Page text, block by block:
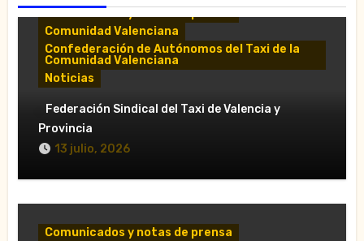
Comunidad Valenciana
Confederación de Autónomos del Taxi de la
Comunidad Valenciana
Noticias
«El taxi de Alicante muestra su
desánimo tras una reunión “infructuosa”
con la Conselleria por el Decreto Ley
5/2026»
Federación Sindical del Taxi de Valencia y
Provincia
13 julio, 2026
Comunicados y notas de prensa